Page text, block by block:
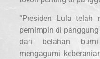
“Presiden Lula telah
pemimpin di
dari belahan
mengagumi